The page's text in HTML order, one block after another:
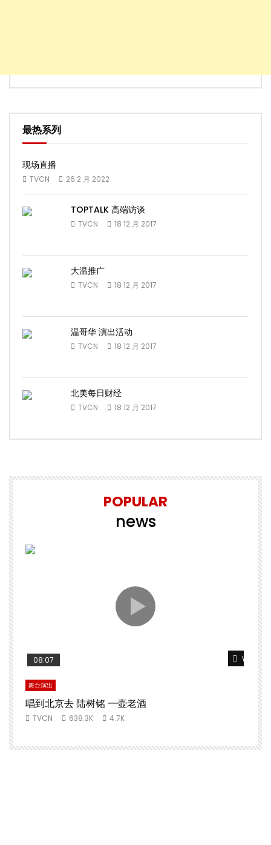
最热系列
现场直播
TVCN 26 2 月 2022
TOPTALK 高端访谈
TVCN 18 12 月 2017
大温推广
TVCN 18 12 月 2017
温哥华 演出活动
TVCN 18 12 月 2017
北美每日财经
TVCN 18 12 月 2017
POPULAR
news
Watch
08:07
舞台演出
唱到北京去 陆树铭 一壶老酒
TVCN 638.3K 4.7K